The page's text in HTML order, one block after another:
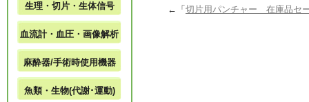
←「 切片用パンチャー 在庫品セ
生理・切片・生体信号
血流計・血圧・画像解析
麻酔器/手術時使用機器
魚類・生物(代謝･運動)